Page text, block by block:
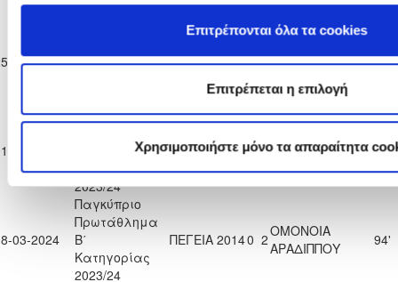
Επιτρέπονται όλα τα cookies
Επιτρέπεται η επιλογή
Χρησιμοποιήστε μόνο τα απαραίτητα
2023/24
02-2024
Β΄
ΟΜΟΝΟΙΑ
ΑΡΑΔΙΠΠΟΥ1 2ΑΛΣ ΟΜΟΝΟΙΑ
29 Μ
100'
03-2024
Παγκύπριο
Κατηγορίας
2023/24
KRASAVA
Ε.Ν.Y.1 0ΟΜΟΝΟΙΑ
ΑΡΑΔΙΠΠΟΥ
97'
03-2024
Παγκύπριο
Πρωτάθλημα
Β΄
Κατηγορίας
2023/24
ΠΕΓΕΙΑ 20140 2ΟΜΟΝΟΙΑ
ΑΡΑΔΙΠΠΟΥ
94'